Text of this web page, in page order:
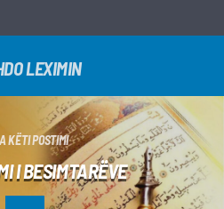
LEXIMIN
KËTI POSTIMI
I BESIMTARËVE